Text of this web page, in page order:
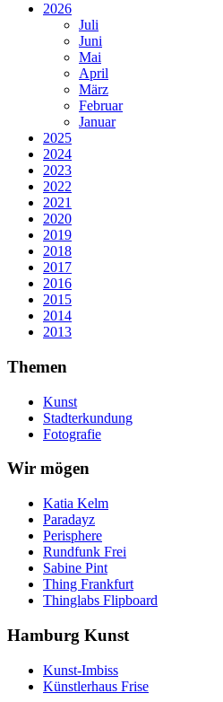
2026
Juli
Juni
Mai
April
März
Februar
Januar
2025
2024
2023
2022
2021
2020
2019
2018
2017
2016
2015
2014
2013
Themen
Kunst
Stadterkundung
Fotografie
Wir mögen
Katia Kelm
Paradayz
Perisphere
Rundfunk Frei
Sabine Pint
Thing Frankfurt
Thinglabs Flipboard
Hamburg Kunst
Kunst-Imbiss
Künstlerhaus Frise